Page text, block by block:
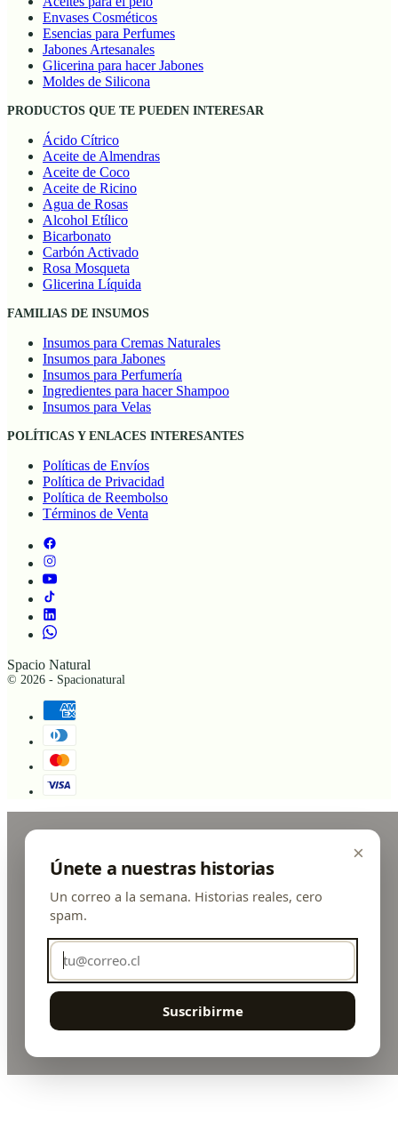
Envases Cosméticos
Esencias para Perfumes
Jabones Artesanales
Glicerina para hacer Jabones
Moldes de Silicona
PRODUCTOS QUE TE PUEDEN INTERESAR
Ácido Cítrico
Aceite de Almendras
Aceite de Coco
Aceite de Ricino
Agua de Rosas
Alcohol Etílico
Bicarbonato
Carbón Activado
Rosa Mosqueta
Glicerina Líquida
FAMILIAS DE INSUMOS
Insumos para Cremas Naturales
Insumos para Jabones
Insumos para Perfumería
Ingredientes para hacer Shampoo
Insumos para Velas
POLÍTICAS Y ENLACES INTERESANTES
Políticas de Envíos
Política de Privacidad
Política de Reembolso
Términos de Venta
Spacio Natural
© 2026 - Spacionatural